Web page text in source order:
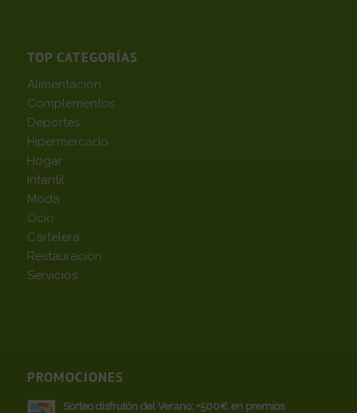
TOP CATEGORÍAS
Alimentación
Complementos
Deportes
Hipermercado
Hogar
Infantil
Moda
Ocio
Cartelera
Restauración
Servicios
PROMOCIONES
Sorteo disfrutón del Verano: +500€ en premios